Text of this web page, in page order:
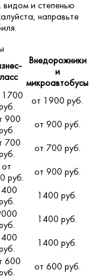
и степенью
направьте
.
Внедорожники
и
микроавтобусы
1700
от 1900 руб.
900
от 900 руб.
700
от 700 руб.
от
руб.
от 900 руб.
1400 руб.
1400 руб.
1400 руб.
600
от 600 руб.